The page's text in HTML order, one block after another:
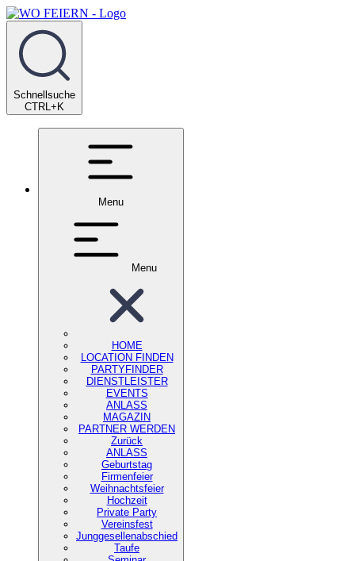
Schnellsuche
CTRL+K
Menu
Menu
HOME
LOCATION FINDEN
PARTYFINDER
DIENSTLEISTER
EVENTS
ANLASS
MAGAZIN
PARTNER WERDEN
Zurück
ANLASS
Geburtstag
Firmenfeier
Weihnachtsfeier
Hochzeit
Private Party
Vereinsfest
Junggesellenabschied
Taufe